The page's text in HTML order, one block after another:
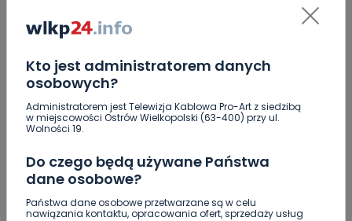
Kto jest administratorem danych
osobowych?
Administratorem jest Telewizja Kablowa Pro-Art z siedzibą
w miejscowości Ostrów Wielkopolski (63-400) przy ul.
Wolności 19.
Do czego będą używane Państwa
dane osobowe?
Państwa dane osobowe przetwarzane są w celu
nawiązania kontaktu, opracowania ofert, sprzedaży usług
Email